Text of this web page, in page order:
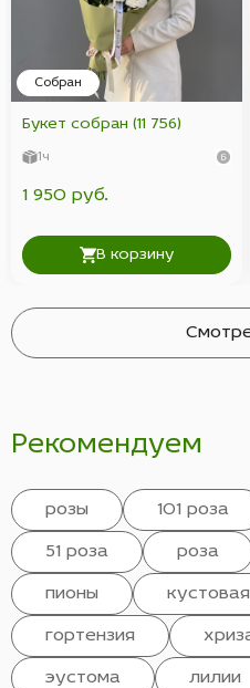
Собран
Букет собран (11 756)
1ч
1 950 руб.
В корзину
Рекомендуем
розы 101 роза
51 роза роза
пионы
гортензия
эустома лилии